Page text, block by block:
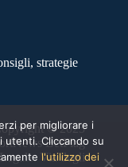
strategie
© 2025
BetFlag
Via degli
per migliorare i
utenti. Cliccando su
l'utilizzo dei